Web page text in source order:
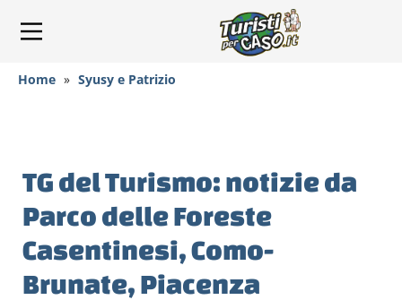
Home » Syusy e Patrizio
TG del Turismo: notizie da
Parco delle Foreste
Casentinesi, Como-
Brunate, Piacenza